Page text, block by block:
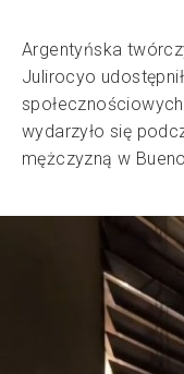
Argentyńska
Julirocyo
wydarzyło się
mężczyzną w